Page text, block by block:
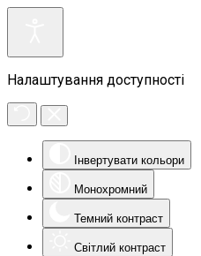
Налаштування доступності
Інвертувати кольори
Монохромний
Темний контраст
Світлий контраст